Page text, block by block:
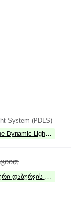
System (PDLS)
Dynamic Light
დაბურვის